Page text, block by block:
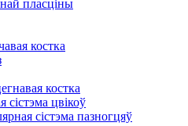
пласціны
костка
костка
сістэма цвікоў
сістэма пазногцяў